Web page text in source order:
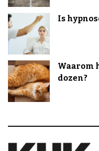
Is
Waarom
dozen?